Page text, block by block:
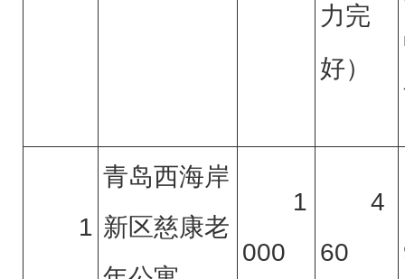
力完
好）
1
青岛西海岸
新区慈康老
1
000
4
60